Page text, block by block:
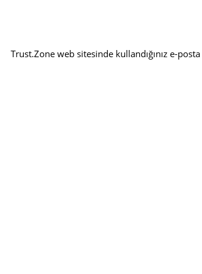
Trust.Zone web sitesinde kullandığınız e-